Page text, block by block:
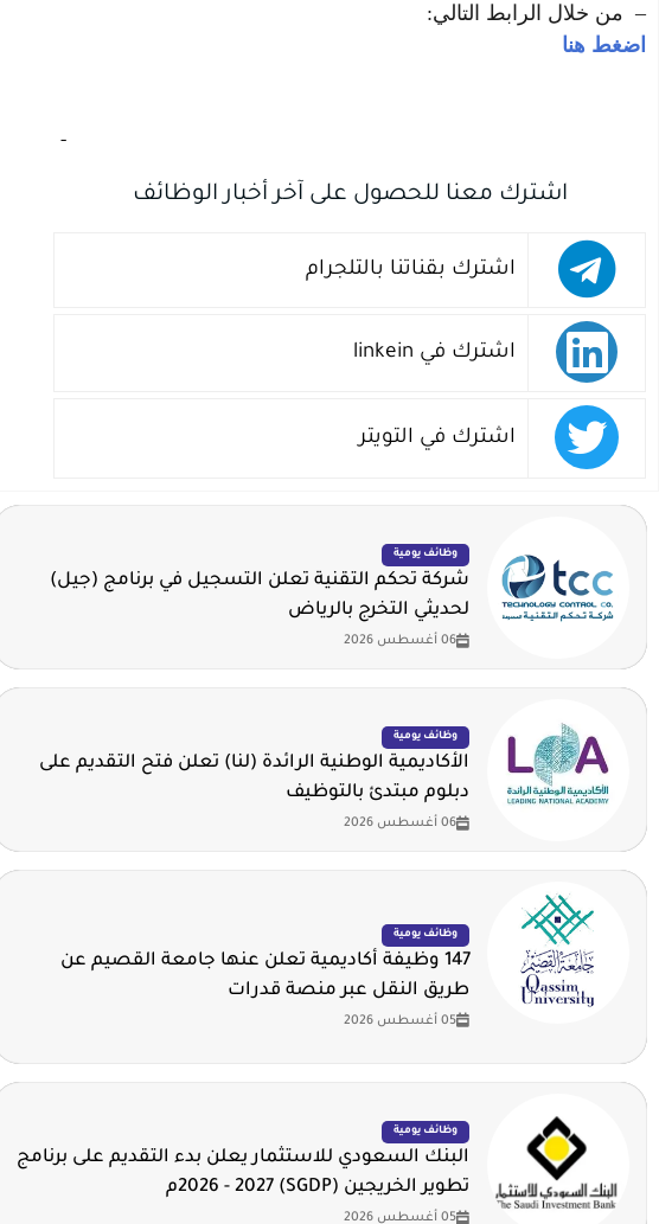
– من خلال الرابط التالي:
اضغط هنا
-‏
اشترك معنا للحصول على آخر أخبار الوظائف
اشترك بقناتنا بالتلجرام
اشترك في linkein
اشترك في التويتر
وظائف يومية
شركة تحكم التقنية تعلن التسجيل في برنامج (جيل)
لحديثي التخرج بالرياض
06 أغسطس 2026
وظائف يومية
الأكاديمية الوطنية الرائدة (لنا) تعلن فتح التقديم على
دبلوم مبتدئ بالتوظيف
06 أغسطس 2026
وظائف يومية
147 وظيفة أكاديمية تعلن عنها جامعة القصيم عن
طريق النقل عبر منصة قدرات
05 أغسطس 2026
وظائف يومية
البنك السعودي للاستثمار يعلن بدء التقديم على برنامج
تطوير الخريجين (SGDP) 2026 - 2027م
05 أغسطس 2026